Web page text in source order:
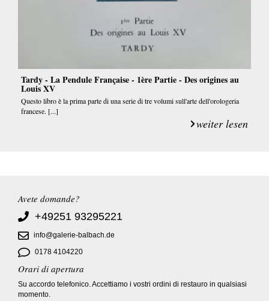
Tardy - La Pendule Française - 1ère Partie - Des origines au
Louis XV
Questo libro è la prima parte di una serie di tre volumi sull'arte dell'orologeria
francese. [...]
weiter lesen
Avete domande?
+49251 93295221
info@galerie-balbach.de
0178 4104220
Orari di apertura
Su accordo telefonico. Accettiamo i vostri ordini di restauro in qualsiasi
momento.